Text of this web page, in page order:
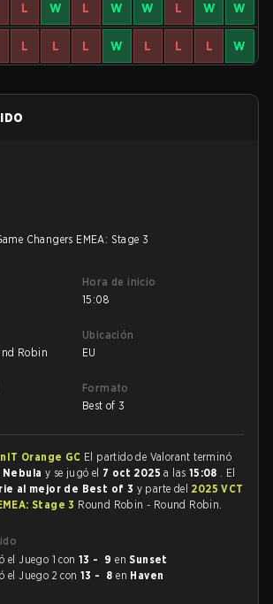
L W L W W L W W
L L L W L L L W
Changers EMEA: Stage 3
Hora de inicio
15:08
Robin
Ubicación
EU
Formato
Best of 3
Orange GC El partido de Valorant terminó
Nebula y se jugó el 7 oct 2025a las 15:08 . El
al mejor de Best of 3 y parte del 2025 VCT
Stage 3 Round Robin - Round Robin.
el Juego 1 con13 - 9 enSunset
el Juego 2 con13 - 8 en Haven